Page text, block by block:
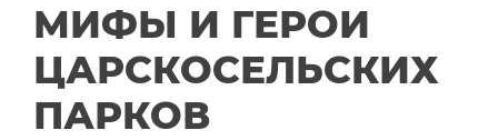
ЭКСКУРСИИ ПО СОЧИ
О НАС
МИФЫ И ГЕРОИ
ЦАРСКОСЕЛЬСКИХ
ПАРКОВ